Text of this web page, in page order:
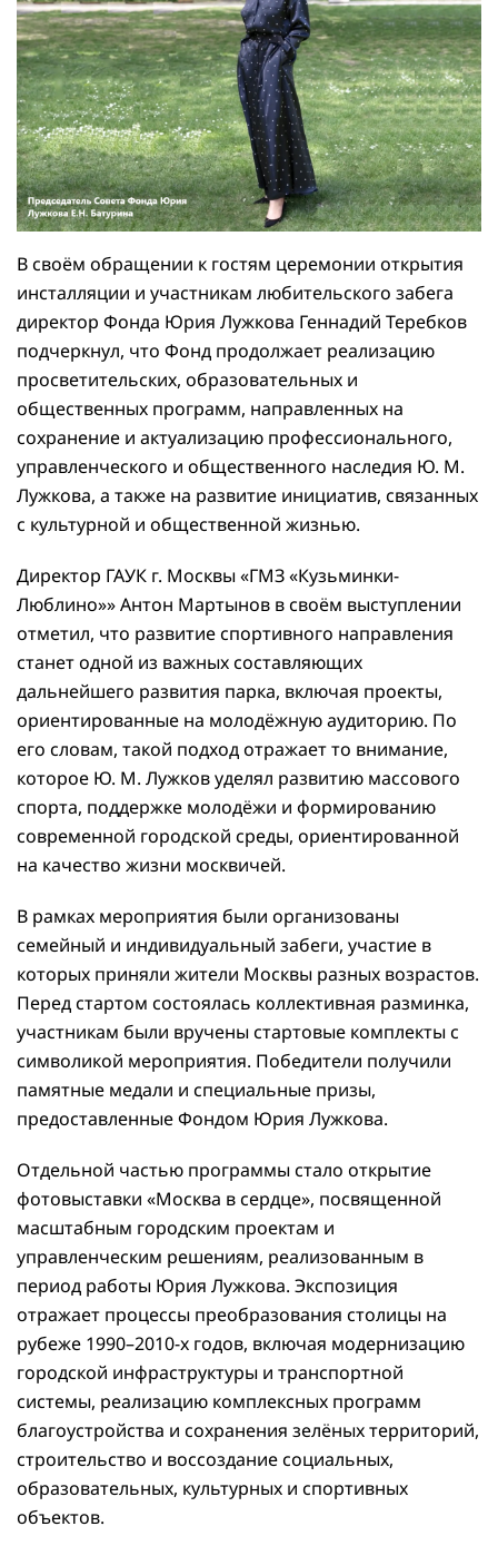
В своём обращении к гостям церемонии открытия
инсталляции и участникам любительского забега
директор Фонда Юрия Лужкова Геннадий Теребков
подчеркнул, что Фонд продолжает реализацию
просветительских, образовательных и
общественных программ, направленных на
сохранение и актуализацию профессионального,
управленческого и общественного наследия Ю. М.
Лужкова, а также на развитие инициатив, связанных
с культурной и общественной жизнью.
Директор ГАУК г. Москвы «ГМЗ «Кузьминки-
Люблино»» Антон Мартынов в своём выступлении
отметил, что развитие спортивного направления
станет одной из важных составляющих
дальнейшего развития парка, включая проекты,
ориентированные на молодёжную аудиторию. По
его словам, такой подход отражает то внимание,
которое Ю. М. Лужков уделял развитию массового
спорта, поддержке молодёжи и формированию
современной городской среды, ориентированной
на качество жизни москвичей.
В рамках мероприятия были организованы
семейный и индивидуальный забеги, участие в
которых приняли жители Москвы разных возрастов.
Перед стартом состоялась коллективная разминка,
участникам были вручены стартовые комплекты с
символикой мероприятия. Победители получили
памятные медали и специальные призы,
предоставленные Фондом Юрия Лужкова.
Отдельной частью программы стало открытие
фотовыставки «Москва в сердце», посвященной
масштабным городским проектам и
управленческим решениям, реализованным в
период работы Юрия Лужкова. Экспозиция
отражает процессы преобразования столицы на
рубеже 1990–2010-х годов, включая модернизацию
городской инфраструктуры и транспортной
системы, реализацию комплексных программ
благоустройства и сохранения зелёных территорий,
строительство и воссоздание социальных,
образовательных, культурных и спортивных
объектов.